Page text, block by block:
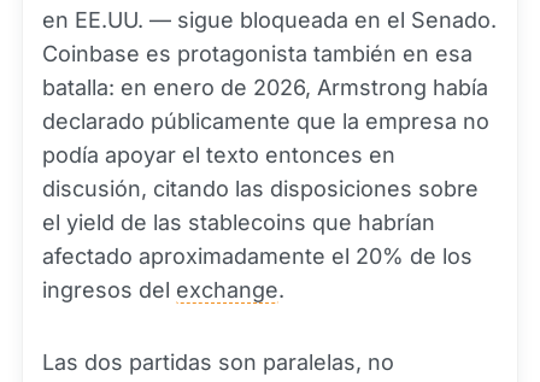
en EE.UU. — sigue bloqueada en el Senado.
Coinbase es protagonista también en esa
batalla: en enero de 2026, Armstrong había
declarado públicamente que la empresa no
podía apoyar el texto entonces en
discusión, citando las disposiciones sobre
el yield de las stablecoins que habrían
afectado aproximadamente el 20% de los
ingresos del exchange.
Las dos partidas son paralelas, no